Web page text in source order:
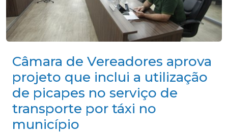
Câmara de Vereadores aprova
projeto que inclui a utilização
de picapes no serviço de
transporte por táxi no
município